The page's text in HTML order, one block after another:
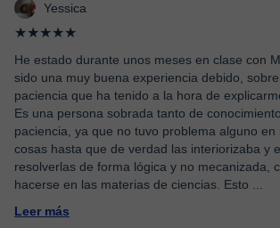
Yessica
★★★★★
He estado durante unos meses en clase con
sido una muy buena experiencia debido,
paciencia que ha tenido a la hora de
Es una persona sobrada tanto de
paciencia, ya que no tuvo problema alguno en
cosas hasta que de verdad las interiorizaba y
resolverlas de forma lógica y no mecanizada,
hacerse en las materias de ciencias. Esto
Leer más